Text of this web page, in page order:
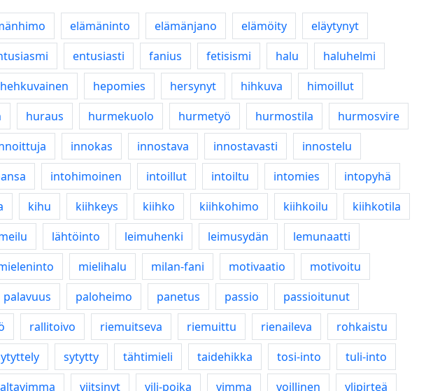
elämäninto elämänjano elämöity
eläytynyt
entusiasti fanius fetisismi halu
haluhelmi
hehkuvainen hepomies hersynyt hihkuva
himoillut
huraus hurmekuolo hurmetyö hurmostila
hurmosvire
innokas innostava innostavasti
innostelu
intohimoinen intoillut intoiltu intomies
intopyhä
kihu kiihkeys kiihko kiihkohimo kiihkoilu
kiihkotila
lähtöinto leimuhenki leimusydän
lemunaatti
mielihalu milan-fani motivaatio
motivoitu
palavuus paloheimo panetus passio
passioitunut
rallitoivo riemuitseva riemuittu rienaileva
rohkaistu
sytytty tähtimieli taidehikka tosi-into
tuli-into
viitsinyt vili-poika vimma voillinen ylipirteä